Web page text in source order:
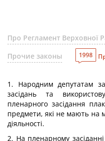
Про Регламент
Прочие законы
1998
1. Народним депутатам
засідань та
пленарного засідання
предмети, які не мають на
діяльності.
2. На пленарному